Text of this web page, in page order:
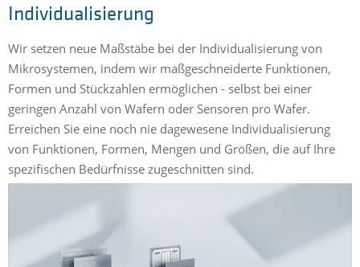
Individualisierung
Wir setzen neue Maßstäbe bei der Individualisierung von
Mikrosystemen, indem wir maßgeschneiderte Funktionen,
Formen und Stückzahlen ermöglichen - selbst bei einer
geringen Anzahl von Wafern oder Sensoren pro Wafer.
Erreichen Sie eine noch nie dagewesene Individualisierung
von Funktionen, Formen, Mengen und Größen, die auf Ihre
spezifischen Bedürfnisse zugeschnitten sind.